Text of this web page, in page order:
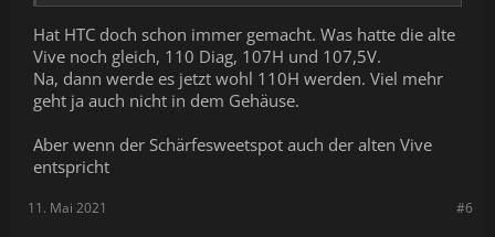
Hat HTC doch schon immer gemacht. Was hatte die alte
Vive noch gleich, 110 Diag, 107H und 107,5V.
Na, dann werde es jetzt wohl 110H werden. Viel mehr
geht ja auch nicht in dem Gehäuse.
Aber wenn der Schärfesweetspot auch der alten Vive
entspricht
#6
11. Mai 2021